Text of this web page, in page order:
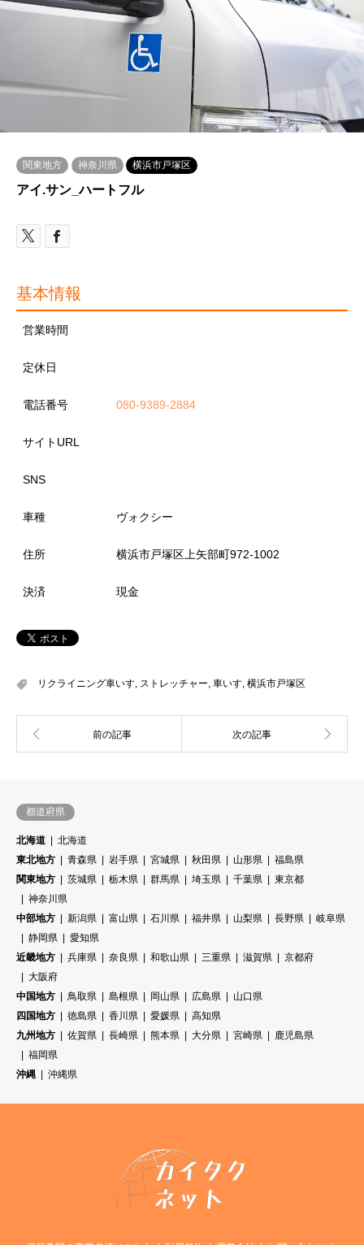
関東地方 神奈川県 横浜市戸塚区
アイ.サン_ハートフル
基本情報
営業時間
定休日
電話番号 080-9389-2884
サイトURL
SNS
車種 ヴォクシー
住所 横浜市戸塚区上矢部町972-1002
決済 現金
リクライニング車いす ストレッチャー 車いす 横浜市戸塚区
都道府県
北海道
北海道
東北地方
青森県 岩手県 宮城県 秋田県 山形県
福島県
関東地方
茨城県 栃木県 群馬県 埼玉県 千葉県
東京都
神奈川県
中部地方
新潟県 富山県 石川県 福井県 山梨県 長野県
岐阜県
静岡県
愛知県
近畿地方
兵庫県 奈良県 和歌山県 三重県 滋賀県
京都府
大阪府
中国地方
鳥取県 島根県 岡山県 広島県
山口県
四国地方
徳島県 香川県 愛媛県
高知県
九州地方
佐賀県 長崎県 熊本県 大分県 宮崎県
鹿児島県
福岡県
沖縄
沖縄県